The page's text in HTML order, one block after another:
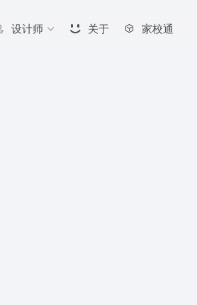
设计师 关于 家校通